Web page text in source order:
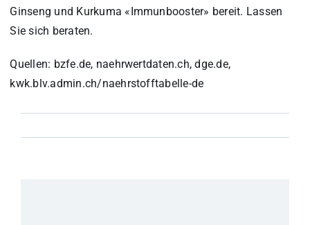
Ginseng und Kurkuma «Immunbooster» bereit. Lassen
Sie sich beraten.
Quellen: bzfe.de, naehrwertdaten.ch, dge.de,
kwk.blv.admin.ch/naehrstofftabelle-de